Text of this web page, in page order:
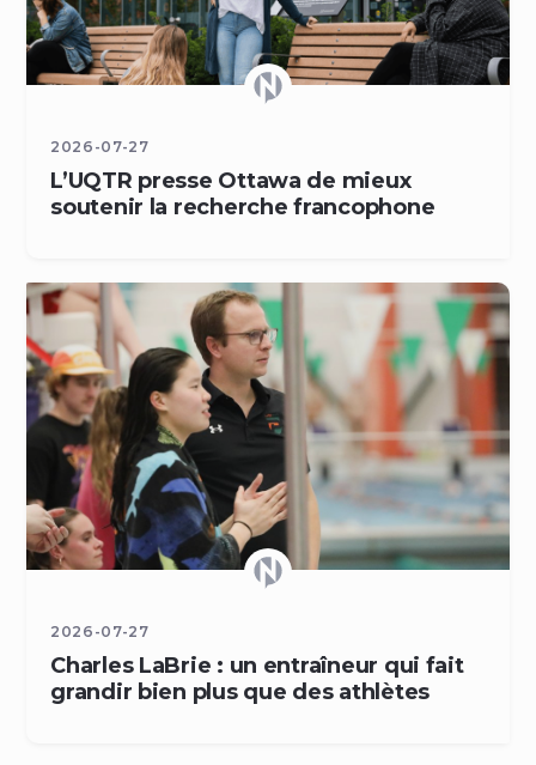
2026-07-27
L’UQTR presse Ottawa de mieux
soutenir la recherche francophone
2026-07-27
Charles LaBrie : un entraîneur qui fait
grandir bien plus que des athlètes